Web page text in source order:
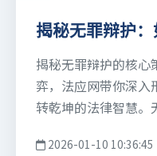
揭秘无罪辩护：
揭秘无罪辩护的核心
弈，法应网带你深入
转乾坤的法律智慧。
2026-01-10 10:36:45